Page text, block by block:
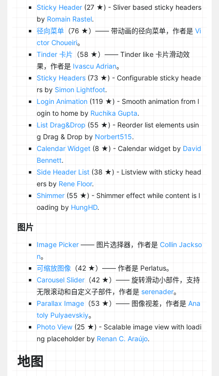
Sticky Header (27 ★) - Sliver based sticky headers
by Romain Rastel.
径向菜单 （76 ★）—— 带动画的径向菜单，作者是 Vi
ctor Choueiri。
Tinder 卡片 （58 ★）—— Tinder like 卡片滑动效
果，作者是 Ivascu Adrian。
Sticky Headers (73 ★) - Configurable sticky heade
rs by Simon Lightfoot.
Login Animation (119 ★) - Smooth animation from l
ogin to home by Ruchika Gupta.
List Drag&Drop (55 ★) - Reorder list elements usin
g Drag & Drop by Norbert515.
Calendar Widget (8 ★) - Calendar widget by David
Bennett.
Side Header List (38 ★) - Listview with sticky head
ers by Rene Floor.
Shimmer (55 ★) - Shimmer effect while content is l
oading by HungHD.
图片
Image Picker —— 图片选择器，作者是 Collin Jackso
n。
可缩放图像 （42 ★）—— 作者是 Perlatus。
Carousel Slider （42 ★）—— 旋转滑动小部件，支持
无限滚动和自定义子部件，作者是 serenader。
Parallax Image （53 ★）—— 图像视差，作者是 Ana
toly Pulyaevskiy。
Photo View (25 ★) - Scalable image view with loadi
ng placeholder by Renan C. Araújo.
地图